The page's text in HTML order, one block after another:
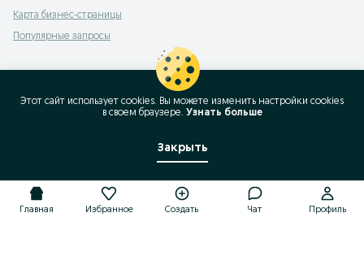
Карта бизнес-страницы
Популярные запросы
Главная Избранное Создать Чат Профиль
Этот сайт использует cookies. Вы можете изменить настройки cookies
в своeм браузере. Узнать больше
Закрыть